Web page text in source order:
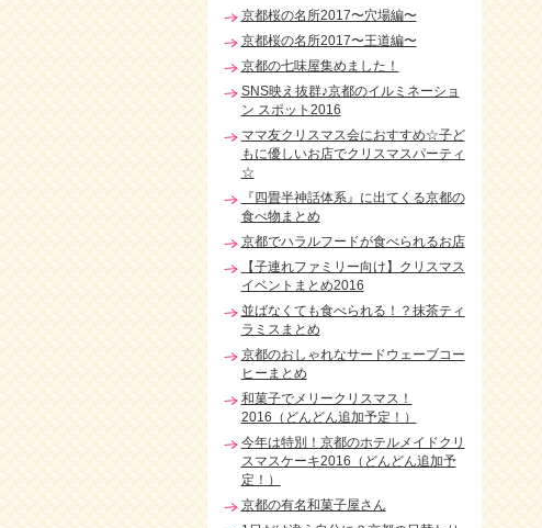
京都桜の名所2017〜穴場編〜
京都桜の名所2017〜王道編〜
京都の七味屋集めました！
SNS映え抜群♪京都のイルミネーショ
ン スポット2016
ママ友クリスマス会におすすめ☆子ど
もに優しいお店でクリスマスパーティ
☆
『四畳半神話体系』に出てくる京都の
食べ物まとめ
京都でハラルフードが食べられるお店
【子連れファミリー向け】クリスマス
イベントまとめ2016
並ばなくても食べられる！？抹茶ティ
ラミスまとめ
京都のおしゃれなサードウェーブコー
ヒーまとめ
和菓子でメリークリスマス！
2016（どんどん追加予定！）
今年は特別！京都のホテルメイドクリ
スマスケーキ2016（どんどん追加予
定！）
京都の有名和菓子屋さん